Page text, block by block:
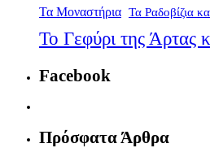
Τα Μοναστήρια Τα Ραδοβίζια
Το Γεφύρι της Άρτας
Facebook
Πρόσφατα Άρθρα